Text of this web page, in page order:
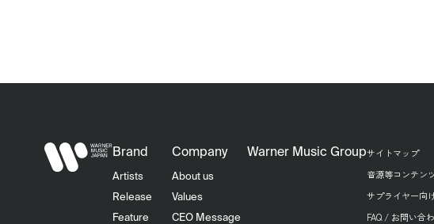
Brand
Artists
Release
Feature
Company
About us
Values
CEO Message
Warner Music Groupサイトマップ
音源等コンテン
サプライヤー向
FAQ / お問い合